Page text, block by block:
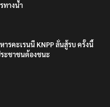
รม ร่วมกิจกรรม ‘นาวาภิกขาจาร’
รคะเรนนี KNPP ลั่นสู้รบ ครั้งนี้